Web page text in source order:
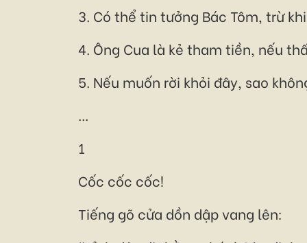
3. Có thể tin tưởng Bác Tôm, trừ
4. Ông Cua là kẻ tham tiền, nếu
5. Nếu muốn rời khỏi đây, sao
...
1
Cốc cốc cốc!
Tiếng gõ cửa dồn dập vang lên: